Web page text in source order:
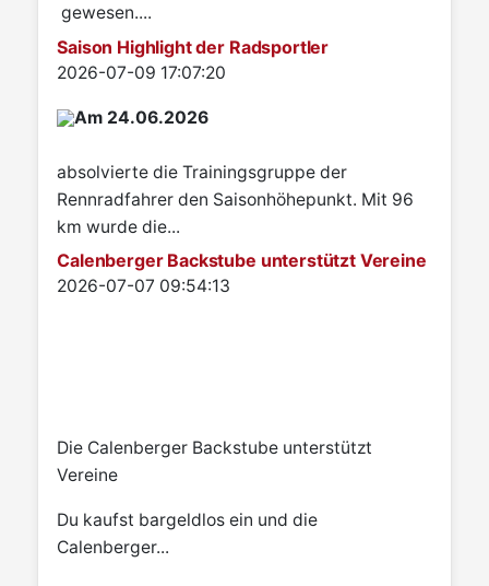
gewesen....
Saison Highlight der Radsportler
Details
2026-07-09 17:07:20
Am 24.06.2026
absolvierte die Trainingsgruppe der
Rennradfahrer den Saisonhöhepunkt. Mit 96
km wurde die...
Calenberger Backstube unterstützt Vereine
Details
2026-07-07 09:54:13
Die Calenberger Backstube unterstützt
Vereine
Du kaufst bargeldlos ein und die
Calenberger...